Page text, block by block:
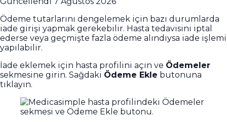
Ödeme tutarlarını dengelemek için bazı durumlarda
iade girişi yapmak gerekebilir. Hasta tedavisini iptal
ederse veya geçmişte fazla ödeme alındıysa iade işlemi
yapılabilir.
İade eklemek için hasta profilini açın ve Ödemeler
sekmesine girin. Sağdaki Ödeme Ekle butonuna
tıklayın.